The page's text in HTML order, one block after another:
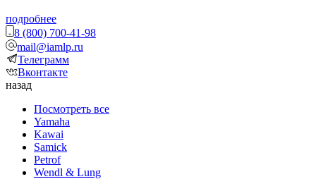
подробнее
8 (800) 700-41-98
mail@iamlp.ru
Телеграмм
Вконтакте
назад
Посмотреть все
Yamaha
Kawai
Samick
Petrof
Wendl & Lung